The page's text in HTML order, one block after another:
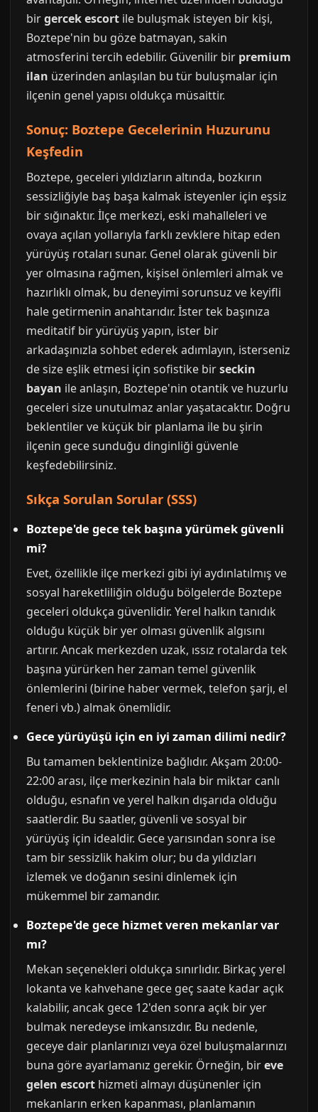
birgercek escort ile buluşmak isteyen bir kişi,
Boztepe'nin bu göze batmayan, sakin
atmosferini tercih edebilir. Güvenilir bir premium
ilan üzerinden anlaşılan bu tür buluşmalar için
ilçenin genel yapısı oldukça müsaittir.
Sonuç: Boztepe Gecelerinin Huzurunu
Keşfedin
Boztepe, geceleri yıldızların altında, bozkırın
sessizliğiyle baş başa kalmak isteyenler için eşsiz
bir sığınaktır. İlçe merkezi, eski mahalleleri ve
ovaya açılan yollarıyla farklı zevklere hitap eden
yürüyüş rotaları sunar. Genel olarak güvenli bir
yer olmasına rağmen, kişisel önlemleri almak ve
hazırlıklı olmak, bu deneyimi sorunsuz ve keyifli
hale getirmenin anahtarıdır. İster tek başınıza
meditatif bir yürüyüş yapın, ister bir
arkadaşınızla sohbet ederek adımlayın, isterseniz
de size eşlik etmesi için sofistike birseckin
bayan ile anlaşın, Boztepe'nin otantik ve huzurlu
geceleri size unutulmaz anlar yaşatacaktır. Doğru
beklentiler ve küçük bir planlama ile bu şirin
ilçenin gece sunduğu dinginliği güvenle
keşfedebilirsiniz.
Sıkça Sorulan Sorular (SSS)
Boztepe'de gece tek başına yürümek güvenli
mi?
Evet, özellikle ilçe merkezi gibi iyi aydınlatılmış ve
sosyal hareketliliğin olduğu bölgelerde Boztepe
geceleri oldukça güvenlidir. Yerel halkın tanıdık
olduğu küçük bir yer olması güvenlik algısını
artırır. Ancak merkezden uzak, ıssız rotalarda tek
başına yürürken her zaman temel güvenlik
önlemlerini (birine haber vermek, telefon şarjı, el
feneri vb.) almak önemlidir.
Gece yürüyüşü için en iyi zaman dilimi nedir?
Bu tamamen beklentinize bağlıdır. Akşam 20:00-
22:00 arası, ilçe merkezinin hala bir miktar canlı
olduğu, esnafın ve yerel halkın dışarıda olduğu
saatlerdir. Bu saatler, güvenli ve sosyal bir
yürüyüş için idealdir. Gece yarısından sonra ise
tam bir sessizlik hakim olur; bu da yıldızları
izlemek ve doğanın sesini dinlemek için
mükemmel bir zamandır.
Boztepe'de gece hizmet veren mekanlar var
mı?
Mekan seçenekleri oldukça sınırlıdır. Birkaç yerel
lokanta ve kahvehane gece geç saate kadar açık
kalabilir, ancak gece 12'den sonra açık bir yer
bulmak neredeyse imkansızdır. Bu nedenle,
geceye dair planlarınızı veya özel buluşmalarınızı
buna göre ayarlamanız gerekir. Örneğin, bireve
gelen escort hizmeti almayı düşünenler için
mekanların erken kapanması, planlamanın